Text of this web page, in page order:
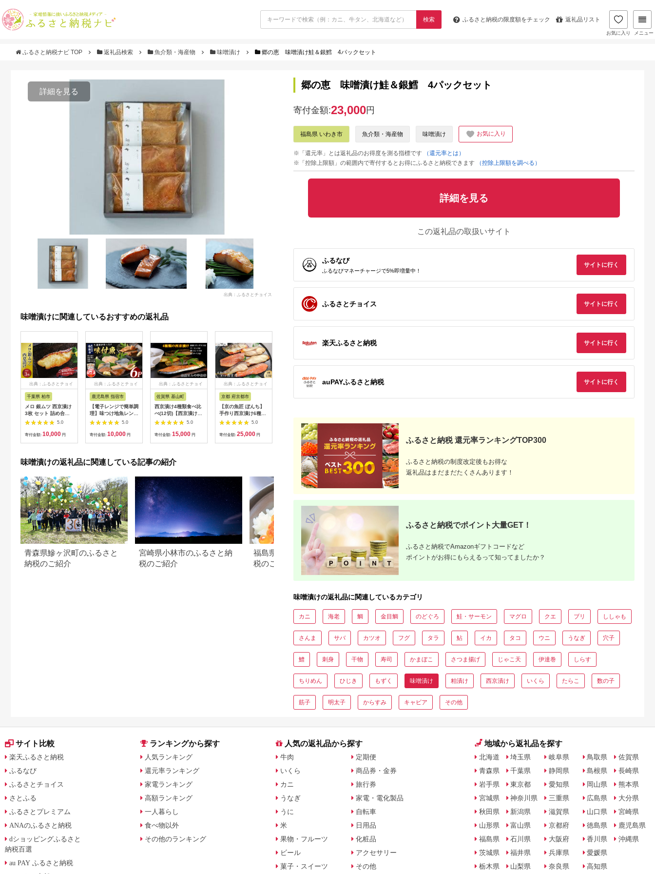
検索 ふるさと納税の限度額をチェック 返礼品リスト
お気に入り メニュー
ふるさと納税ナビ TOP 返礼品検索 魚介類・海産物 味噌漬け 郷の恵 味噌漬け鮭＆銀鱈 4パックセット
詳細を見る
出典：ふるさとチョイス
味噌漬けに関連しているおすすめの返礼品
出典：ふるさとチョイ
千葉県 柏市
メロ 銀ムツ 西京漬け
3枚 セット 詰め合わ
せ 西京焼き 漬け魚 漬
魚 西京味噌 西京味噌
漬け 魚 焼き魚 切身
0356]
5.0
寄付金額: 10,000 円
出典：ふるさとチョイ
鹿児島県 指宿市
【電子レンジで簡単調
理】味つけ地魚レンジ
パック6P(指宿山川水
産/IB035-011) 鹿児島
魚 魚介 地魚 味付き
セット 詰合せ 真空パ
ック 冷凍 国産 おかず
5.0
寄付金額: 10,000 円
出典：ふるさとチョイ
佐賀県 基山町
西京漬け4種類食べ比
べ(12切)【西京漬け
銀ダラ サーモン カレ
イ サバ 食べ比べ ご飯
の友 米麹 白味噌 みり
5.0
寄付金額: 15,000 円
出典：ふるさとチョイ
京都 府京都市
【京の魚匠 ぼんち】
手作り西京漬け6種12
切れ詰め合わせ 華二
段 ［ 京都 西京漬け
減塩 無添加 魚 簡単
5.0
寄付金額: 25,000 円
出典：ふるさとチョイ
【朋寿司 特製 みそ 銀
鮭 鰆 銀鱈 豚ロース
水戸市 茨城県】
（EW-3）
5.0
20,000
出典：ふるさとチョイ
21,000円
出典：ふるさとチョイ
出典：ふるさとチョ
味噌漬けの返礼品に関連している記事の紹介
青森県鰺ヶ沢町のふるさと
納税のご紹介
宮崎県小林市のふるさと納
税のご紹介
福島県 西郷村のふるさと納
税のご紹介
福島県 白河市のふるさと納
税のご紹介
郷の恵 味噌漬け鮭＆銀鱈 4パックセット
寄付金額:23,000円
福島県 いわき市 魚介類・海産物 味噌漬け お気に入り
※「還元率」とは返礼品のお得度を測る指標です
（還元率とは）
※「控除上限額」の範囲内で寄付するとお得にふるさと納税できます
（控除上限額を調べる）
詳細を見る
この返礼品の取扱いサイト
ふるなび
ふるなびマネーチャージで5%即増量中！
サイトに行く
ふるさとチョイス サイトに行く
楽天ふるさと納税 サイトに行く
auPAYふるさと納税 サイトに行く
ふるさと納税 還元率ランキングTOP300
ふるさと納税の制度改定後もお得な
返礼品はまだまだたくさんあります！
ふるさと納税でポイント大量GET！
ふるさと納税でAmazonギフトコードなど
ポイントがお得にもらえるって知ってましたか？
味噌漬けの返礼品に関連しているカテゴリ
カニ 海老 鯛 金目鯛 のどぐろ 鮭・サーモン マグロ クエ ブリ ししゃも
さんま サバ カツオ フグ タラ 鮎 イカ タコ ウニ うなぎ 穴子
鱧 刺身 干物 寿司 かまぼこ さつま揚げ じゃこ天 伊達巻 しらす
ちりめん ひじき もずく 味噌漬け 粕漬け 西京漬け いくら たらこ 数の子
筋子 明太子 からすみ キャビア その他
サイト比較
楽天ふるさと納税
ふるなび
ふるさとチョイス
さとふる
ふるさとプレミアム
ANAのふるさと納税
dショッピングふるさと
納税百選
au PAY ふるさと納税
ランキングから探す
人気ランキング
還元率ランキング
家電ランキング
高額ランキング
一人暮らし
食べ物以外
その他のランキング
人気の返礼品から探す
牛肉
いくら
カニ
うなぎ
うに
米
果物・フルーツ
ビール
菓子・スイーツ
定期便
商品券・金券
旅行券
家電・電化製品
自転車
日用品
化粧品
アクセサリー
その他
地域から返礼品を探す
北海道
青森県
岩手県
宮城県
秋田県
山形県
福島県
茨城県
栃木県
埼玉県
千葉県
東京都
神奈川県
新潟県
富山県
石川県
福井県
山梨県
岐阜県
静岡県
愛知県
三重県
滋賀県
京都府
大阪府
兵庫県
奈良県
鳥取県
島根県
岡山県
広島県
山口県
徳島県
香川県
愛媛県
高知県
佐賀県
長崎県
熊本県
大分県
宮崎県
鹿児島県
沖縄県